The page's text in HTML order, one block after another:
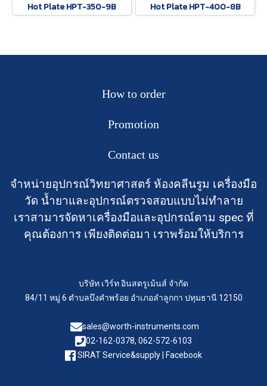
Hot Plate HPT-350-9B Hot Plate HPT-400-8B
How to order
Promotion
Contact us
จำหน่ายอุปกรณ์วิทยาศาสตร์ ห้องคลีนรูม เครื่องมือ
วัด น้ำยาและอุปกรณ์ตรวจสอบแบบไม่ทำลาย
เราสามารจัดหาเครื่องมือและอุปกรณ์ตาม spec ที่
คุณต้องการ เพียงติดต่อมา เราพร้อมให้บริการ
บริษัท เวิร์ท อินสตรูเม้นส์ จำกัด
84/11 หมู่ 6 ตำบลบึงคำพร้อย อำเภอลำลูกกา ปทุมธานี 12150
sales@worth-instruments.com
02-162-0378, 062-572-6103
SIRAT Service&supply | Facebook